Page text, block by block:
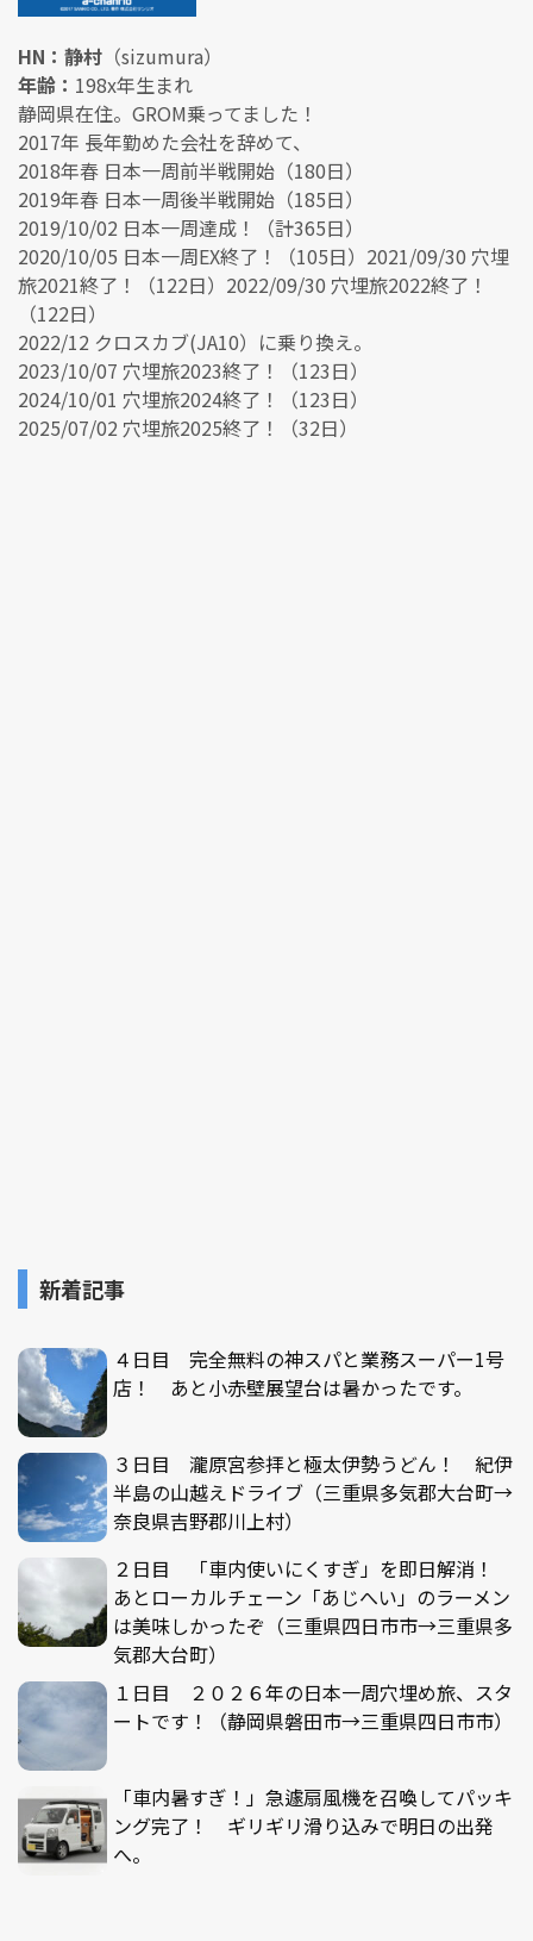
HN：静村 （sizumura）
年齢： 198x年生まれ
静岡県在住。GROM乗ってました！
2017年 長年勤めた会社を辞めて、
2018年春 日本一周前半戦開始（180日）
2019年春 日本一周後半戦開始（185日）
2019/10/02 日本一周達成！（計365日）
2020/10/05 日本一周EX終了！（105日）2021/09/30 穴埋
旅2021終了！（122日）2022/09/30 穴埋旅2022終了！
（122日）
2022/12 クロスカブ(JA10）に乗り換え。
2023/10/07 穴埋旅2023終了！（123日）
2024/10/01 穴埋旅2024終了！（123日）
2025/07/02 穴埋旅2025終了！（32日）
新着記事
４日目 完全無料の神スパと業務スーパー1号
店！ あと小赤壁展望台は暑かったです。
３日目 瀧原宮参拝と極太伊勢うどん！ 紀伊
半島の山越えドライブ（三重県多気郡大台町→
奈良県吉野郡川上村）
２日目 「車内使いにくすぎ」を即日解消！
あとローカルチェーン「あじへい」のラーメン
は美味しかったぞ（三重県四日市市→三重県多
気郡大台町）
１日目 ２０２６年の日本一周穴埋め旅、スタ
ートです！（静岡県磐田市→三重県四日市市）
「車内暑すぎ！」急遽扇風機を召喚してパッキ
ング完了！ ギリギリ滑り込みで明日の出発
へ。